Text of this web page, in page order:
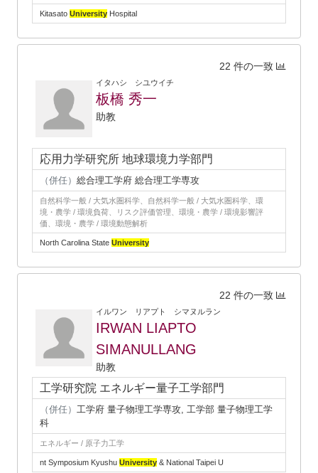
Kitasato University Hospital
22 件の一致
イタハシ シユウイチ
板橋 秀一
助教
応用力学研究所 地球環境力学部門
（併任） 総合理工学府 総合理工学専攻
自然科学一般 / 大気水圏科学、自然科学一般 / 大気水圏科学、環
境・農学 / 環境負荷、リスク評価管理、環境・農学 / 環境影響評
価、環境・農学 / 環境動態解析
North Carolina State University
22 件の一致
イルワン リアプト シマヌルラン
IRWAN LIAPTO
SIMANULLANG
助教
工学研究院 エネルギー量子工学部門
（併任） 工学府 量子物理工学専攻, 工学部 量子物理工学
科
エネルギー / 原子力工学
nt Symposium Kyushu University & National Taipei U